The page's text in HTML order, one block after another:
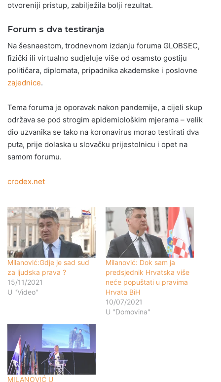
otvoreniji pristup, zabilježila bolji rezultat.
Forum s dva testiranja
Na šesnaestom, trodnevnom izdanju foruma GLOBSEC,
fizički ili virtualno sudjeluje više od osamsto gostiju
političara, diplomata, pripadnika akademske i poslovne
zajednice.
Tema foruma je oporavak nakon pandemije, a cijeli skup
održava se pod strogim epidemiološkim mjerama – velik
dio uzvanika se tako na koronavirus morao testirati dva
puta, prije dolaska u slovačku prijestolnicu i opet na
samom forumu.
crodex.net
Milanović:Gdje je sad sud
za ljudska prava ?
15/11/2021
U "Video"
Milanović: Dok sam ja
predsjednik Hrvatska više
neće popuštati u pravima
Hrvata BiH
10/07/2021
U "Domovina"
MILANOVIĆ U